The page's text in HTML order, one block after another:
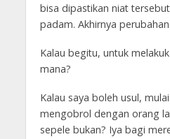
bisa dipastikan niat
padam. Akhirnya
Kalau begitu, untuk
mana?
Kalau saya boleh usul,
mengobrol dengan orang
sepele bukan? Iya bagi